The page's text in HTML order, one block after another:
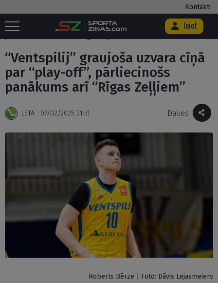
Kontakti
Ieiet
Sākums Basketbols / “Ventspilij” graujoša uzvara cīņā par “play-off”,
“Ventspilij” graujoša uzvara cīņā
par “play-off”, pārliecinošs
panākums arī “Rīgas Zeļļiem”
LETA 07/02/2025 21:51 Dalies
Roberts Bērze | Foto: Dāvis Lejasmeiers